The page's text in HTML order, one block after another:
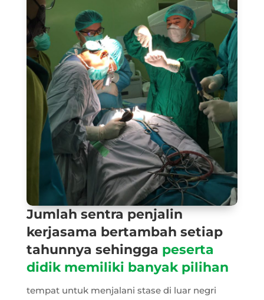
Jumlah sentra penjalin
kerjasama bertambah setiap
tahunnya sehingga peserta
didik memiliki banyak pilihan
tempat untuk menjalani stase di luar negri